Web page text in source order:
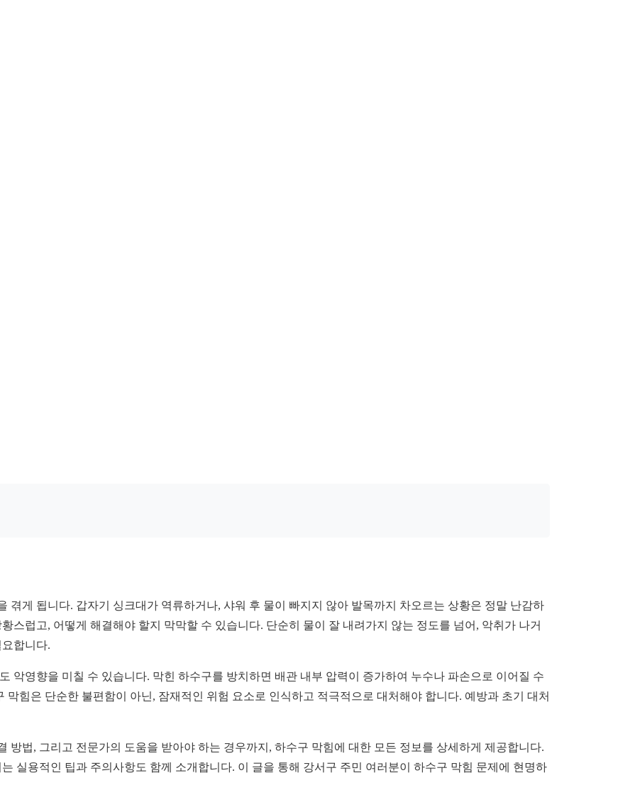
게 됩니다. 갑자기 싱크대가 역류하거나, 샤워 후 물이 빠지지 않아 발목까지 차오르는 상황은 정말 난감하
스럽고, 어떻게 해결해야 할지 막막할 수 있습니다. 단순히 물이 잘 내려가지 않는 정도를 넘어, 악취가 나거
합니다.
악영향을 미칠 수 있습니다. 막힌 하수구를 방치하면 배관 내부 압력이 증가하여 누수나 파손으로 이어질 수
힘은 단순한 불편함이 아닌, 잠재적인 위험 요소로 인식하고 적극적으로 대처해야 합니다. 예방과 초기 대처
법, 그리고 전문가의 도움을 받아야 하는 경우까지, 하수구 막힘에 대한 모든 정보를 상세하게 제공합니다.
실용적인 팁과 주의사항도 함께 소개합니다. 이 글을 통해 강서구 주민 여러분이 하수구 막힘 문제에 현명하